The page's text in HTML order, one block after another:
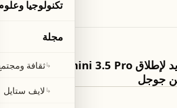
تأجيل جديد لإطلاق Gemini 3.5 Pro بعد إعادة
جوجل
تكنولوجيا
مجلة
↳ثقافة
↳ لايف ستايل